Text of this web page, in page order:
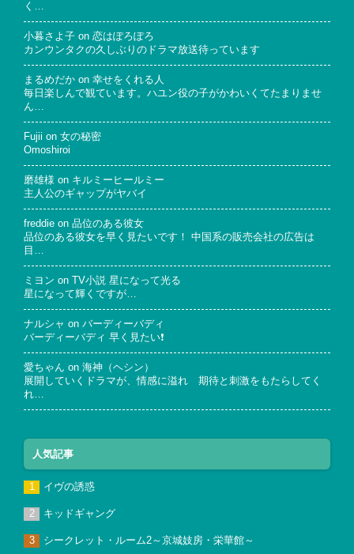
く…
小暮さよ子 on 恋はぽろぽろ
カンウンタクの久しぶりのドラマ放送待っています
まるめだか on 幸せをくれる人
毎日楽しんで観ています。ハユン役の子がかわいくてたまりませ
ん…
Fujii on 女の秘密
Omoshiroi
磨雄様 on キルミーヒールミー
主人公のギャップがヤバイ
freddie on 品位のある彼女
品位のある彼女を早く見たいです！ 中国系の販売会社の広告は
目…
ミヨン on
TV小説 星になって光る
星になって輝くですが…
ナルシャ on バーディーバディ
バーディーバディ 早く見たい❗
愛ちゃん on 海神（ヘシン）
展開していくドラマが、情感に溢れ 期待と刺激をもたらしてく
れ…
人気記事
イヴの誘惑
キッドギャング
シークレット・ルーム2～京城妓房・栄華館～